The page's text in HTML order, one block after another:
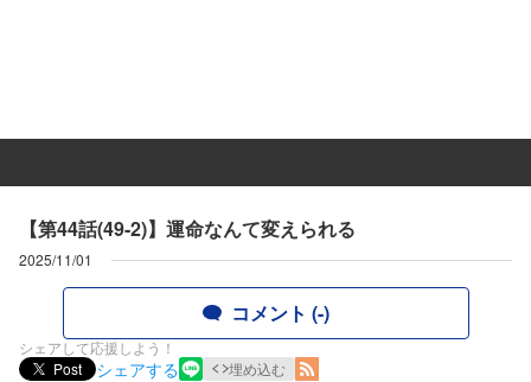
【第44話(49-2)】運命なんて変えられる
2025/11/01
コメント (-)
シェアして応援しよう！
Post
シェアする 埋め込む